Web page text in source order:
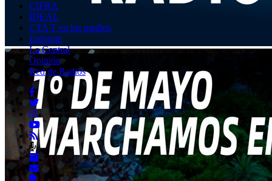
CIFRA
IDEAL
CTA T en los medios
Enfoque
La Central
Opinión
Red de Radios